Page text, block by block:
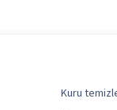
Kuru